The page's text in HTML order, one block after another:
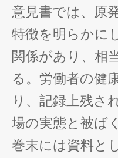
意見書では、原
特徴を明らかに
関係があり、相
る。労働者の健
り、記録上残さ
場の実態と被ば
巻末には資料と